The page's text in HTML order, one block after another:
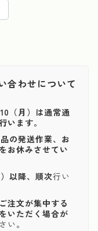
合わせについて
（月）は通常通
います。
の発送作業、お
お休みさせてい
以降、順次行い
注文が集中する
いただく場合が
い。